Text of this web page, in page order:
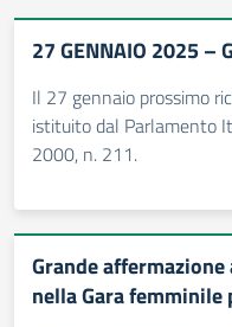
27 GENNAIO 2025 –
Il 27 gennaio prossimo
istituito dal Parlamento
2000, n. 211.
Grande
nella Gara